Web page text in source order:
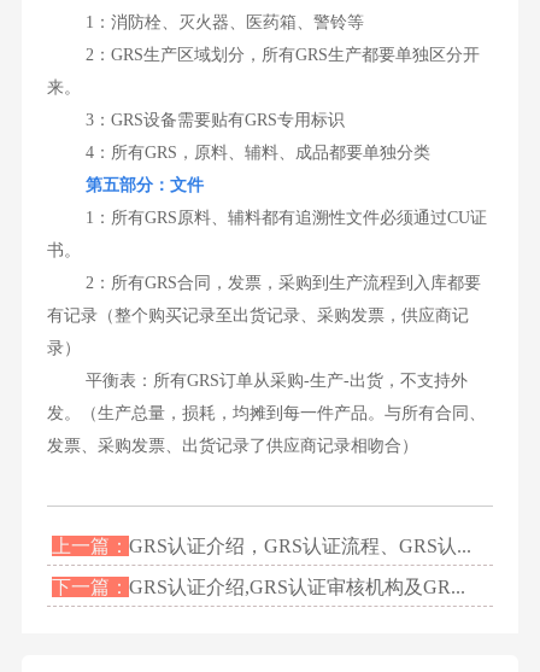
1：消防栓、灭火器、医药箱、警铃等
2：GRS生产区域划分，所有GRS生产都要单独区分开
来。
3：GRS设备需要贴有GRS专用标识
4：所有GRS，原料、辅料、成品都要单独分类
第五部分：文件
1：所有GRS原料、辅料都有追溯性文件必须通过CU证
书。
2：所有GRS合同，发票，采购到生产流程到入库都要
有记录（整个购买记录至出货记录、采购发票，供应商记
录）
平衡表：所有GRS订单从采购-生产-出货，不支持外
发。（生产总量，损耗，均摊到每一件产品。与所有合同、
发票、采购发票、出货记录了供应商记录相吻合）
上一篇：GRS认证介绍，GRS认证流程、GRS认...
下一篇：GRS认证介绍,GRS认证审核机构及GR...